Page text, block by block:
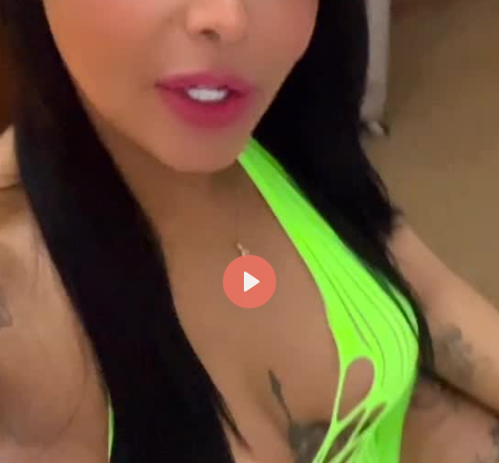
Reproducir